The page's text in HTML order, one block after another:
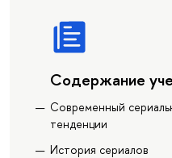
Содержание
Современный
тенденции
История сериалов